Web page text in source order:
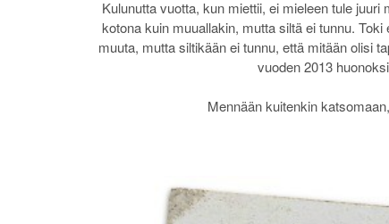
Kulunutta vuotta, kun miettii, ei mieleen tule
kotona kuin muuallakin, mutta siltä ei tunnu.
muuta, mutta siltikään ei tunnu, että mitään olisi
vuoden 2013
Mennään kuitenkin